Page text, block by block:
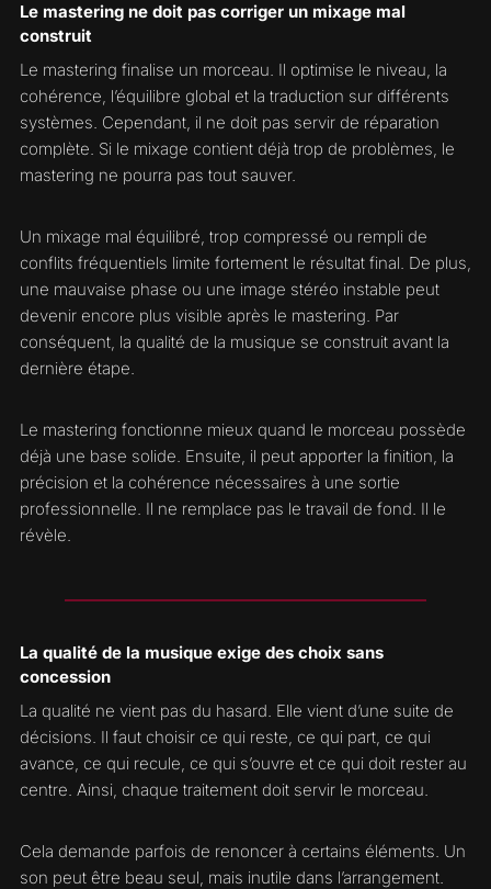
Le mastering ne doit pas corriger un mixage mal
construit
Le mastering finalise un morceau. Il optimise le niveau, la
cohérence, l’équilibre global et la traduction sur différents
systèmes. Cependant, il ne doit pas servir de réparation
complète. Si le mixage contient déjà trop de problèmes, le
mastering ne pourra pas tout sauver.
Un mixage mal équilibré, trop compressé ou rempli de
conflits fréquentiels limite fortement le résultat final. De plus,
une mauvaise phase ou une image stéréo instable peut
devenir encore plus visible après le mastering. Par
conséquent, la qualité de la musique se construit avant la
dernière étape.
Le mastering fonctionne mieux quand le morceau possède
déjà une base solide. Ensuite, il peut apporter la finition, la
précision et la cohérence nécessaires à une sortie
professionnelle. Il ne remplace pas le travail de fond. Il le
révèle.
La qualité de la musique exige des choix sans
concession
La qualité ne vient pas du hasard. Elle vient d’une suite de
décisions. Il faut choisir ce qui reste, ce qui part, ce qui
avance, ce qui recule, ce qui s’ouvre et ce qui doit rester au
centre. Ainsi, chaque traitement doit servir le morceau.
Cela demande parfois de renoncer à certains éléments. Un
son peut être beau seul, mais inutile dans l’arrangement.